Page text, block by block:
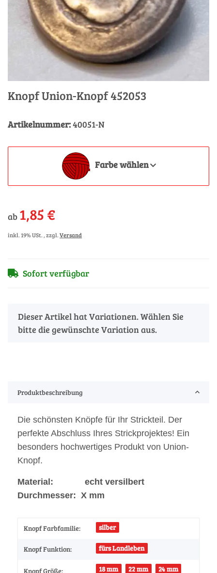
Knopf Union-Knopf 452053
Artikelnummer:40051-N
Farbe wählen
ab 1,85 €
inkl. 19% USt. , zzgl.Versand
Sofort verfügbar
x
Dieser Artikel hat Variationen. Wählen Sie
bitte die gewünschte Variation aus.
Produktbeschreibung
Die schönsten Knöpfe für Ihr Strickteil. Der
perfekte Abschluss Ihres Strickprojektes! Ein
besonders hochwertiges Produkt von Union-
Knopf.
Material: echt versilbert
Durchmesser: X mm
Knopf Farbfamilie: silber
Knopf Funktion: fürs Landleben
Knopf Größe: 18 mm 22 mm 24 mm